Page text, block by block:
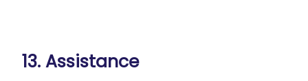
13. Assistance